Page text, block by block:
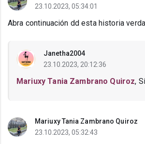
23.10.2023, 05:34:01
Abra continuación dd esta historia
Janetha2004
23.10.2023, 20:12:36
Mariuxy Tania Zambrano Quiroz,
Mariuxy Tania Zambrano Quiroz
23.10.2023, 05:32:43